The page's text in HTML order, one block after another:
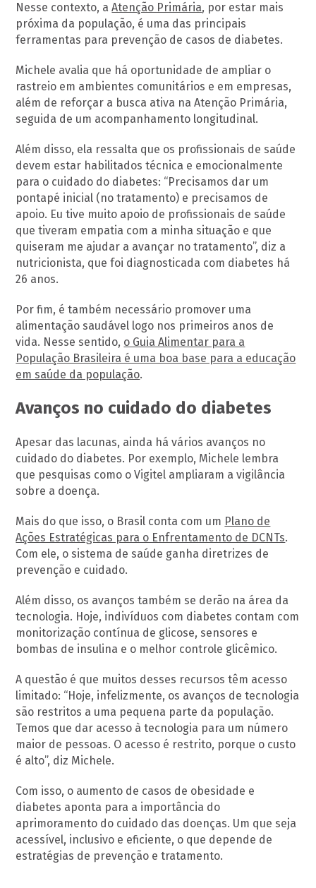
Nesse contexto, aAtenção Primária, por estar mais
próxima da população, é uma das principais
ferramentas para prevenção de casos de diabetes.
Michele avalia que há oportunidade de ampliar o
rastreio em ambientes comunitários e em empresas,
além de reforçar a busca ativa na Atenção Primária,
seguida de um acompanhamento longitudinal.
Além disso, ela ressalta que os profissionais de saúde
devem estar habilitados técnica e emocionalmente
para o cuidado do diabetes: “Precisamos dar um
pontapé inicial (no tratamento) e precisamos de
apoio. Eu tive muito apoio de profissionais de saúde
que tiveram empatia com a minha situação e que
quiseram me ajudar a avançar no tratamento”, diz a
nutricionista, que foi diagnosticada com diabetes há
26 anos.
Por fim, é também necessário promover uma
alimentação saudável logo nos primeiros anos de
vida. Nesse sentido, o Guia Alimentar para a
População Brasileira é uma boa base para a educação
em saúde da população.
Avanços no cuidado do diabetes
Apesar das lacunas, ainda há vários avanços no
cuidado do diabetes. Por exemplo, Michele lembra
que pesquisas como o Vigitel ampliaram a vigilância
sobre a doença.
Mais do que isso, o Brasil conta com um Plano de
Ações Estratégicas para o Enfrentamento de DCNTs.
Com ele, o sistema de saúde ganha diretrizes de
prevenção e cuidado.
Além disso, os avanços também se derão na área da
tecnologia. Hoje, indivíduos com diabetes contam com
monitorização contínua de glicose, sensores e
bombas de insulina e o melhor controle glicêmico.
A questão é que muitos desses recursos têm acesso
limitado: “Hoje, infelizmente, os avanços de tecnologia
são restritos a uma pequena parte da população.
Temos que dar acesso à tecnologia para um número
maior de pessoas. O acesso é restrito, porque o custo
é alto”, diz Michele.
Com isso, o aumento de casos de obesidade e
diabetes aponta para a importância do
aprimoramento do cuidado das doenças. Um que seja
acessível, inclusivo e eficiente, o que depende de
estratégias de prevenção e tratamento.